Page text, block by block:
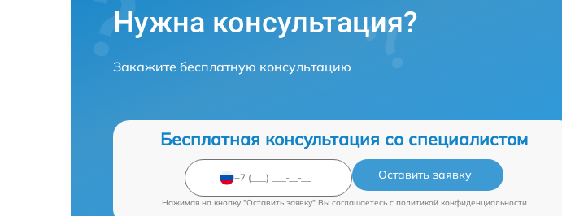
Нужна консультация?
Закажите бесплатную консультацию
Бесплатная консультация со специалистом
Оставить заявку
Нажимая на кнопку "Оставить заявку" Вы соглашаетесь c политикой конфиденциальности